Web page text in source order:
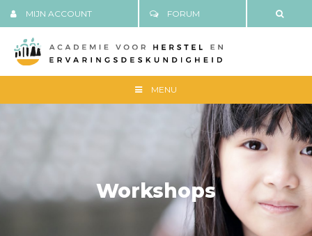
MIJN ACCOUNT FORUM
MENU
Workshops